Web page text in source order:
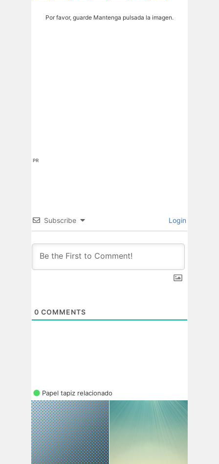
Por favor, guarde Mantenga pulsada la imagen.
PR
Subscribe Login
0 COMMENTS
Papel tapiz relacionado